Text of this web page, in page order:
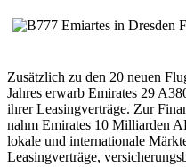
Zusätzlich zu den 20 neuen
Jahres erwarb Emirates 29
ihrer Leasingverträge. Zur
nahm Emirates 10 Milliarden
lokale und internationale
Leasingverträge,